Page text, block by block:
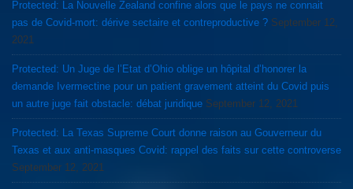
Protected: La Nouvelle Zealand confine alors que le pays ne connait
pas de Covid-mort: dérive sectaire et contreproductive ? September 12,
2021
Protected: Un Juge de l’Etat d’Ohio oblige un hôpital d’honorer la
demande Ivermectine pour un patient gravement atteint du Covid puis
un autre juge fait obstacle: débat juridique September 12, 2021
Protected: La Texas Supreme Court donne raison au Gouverneur du
Texas et aux anti-masques Covid: rappel des faits sur cette controverse
September 12, 2021